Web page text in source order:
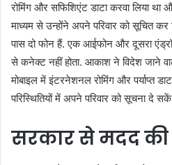
रोमिंग और सफिशिएंट डाटा करवा लिया था
माध्यम से उन्होंने अपने परिवार को सूचित
पास दो फोन हैं. एक आईफोन और दूसरा
से कनेक्ट नहीं होता. आकाश ने विदेश जाने
मोबाइल में इंटरनेशनल रोमिंग और पर्याप्त
परिस्थितियों में अपने परिवार को सूचना दे
सरकार से मदद